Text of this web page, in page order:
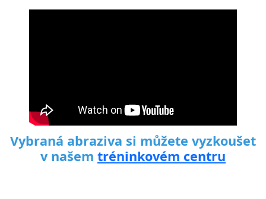
Vybraná abraziva si můžete vyzkoušet
v našem tréninkovém centru